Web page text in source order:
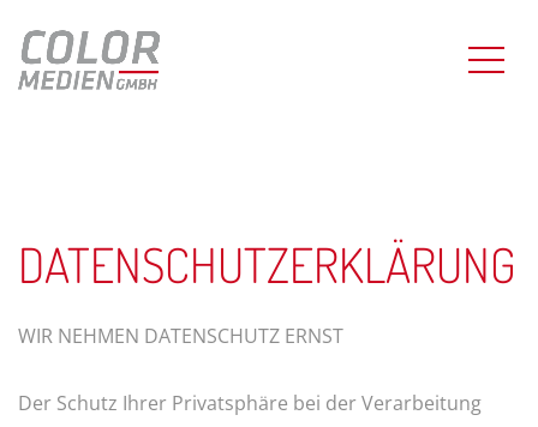
DATENSCHUTZERKLÄRUNG
WIR NEHMEN DATENSCHUTZ ERNST
Der Schutz Ihrer Privatsphäre bei der Verarbeitung